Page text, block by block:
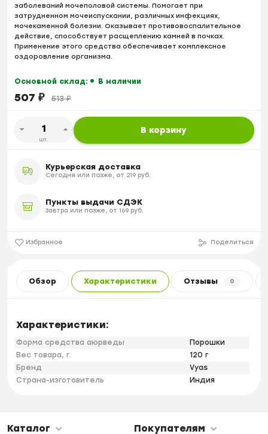
заболеваний мочеполовой системы. Помогает при
затрудненном мочеиспускании, различных инфекциях,
мочекаменной болезни. Оказывает противовоспалительное
действие, способствует расщеплению камней в почках.
Применение этого средства обеспечивает комплексное
оздоровление организма.
Основной склад: В наличии
507 ₽ 513₽
шт.
В корзину
Курьерская доставка
Сегодня или позже, от 219 руб.
Пункты выдачи СДЭК
Завтра или позже, от 169 руб.
Избранное Поделиться
Обзор Характеристики Отзывы 0
Характеристики:
Форма средства аюрведы
Порошки
Вес товара, г.
120 г
Бренд
Vyas
Страна-изготовитель
Индия
Каталог Покупателям